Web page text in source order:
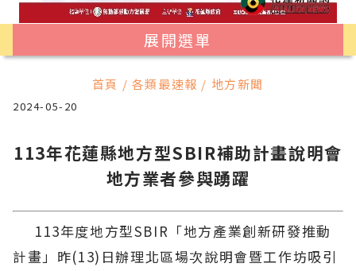
展開選單
首頁 / 各類最速報 / 地方新聞
2024-05-20
113年花蓮縣地方型SBIR補助計畫說明會
地方業者參與踴躍
113年度地方型SBIR「地方產業創新研發推動
計畫」昨(13)日辦理北區場次說明會暨工作坊吸引